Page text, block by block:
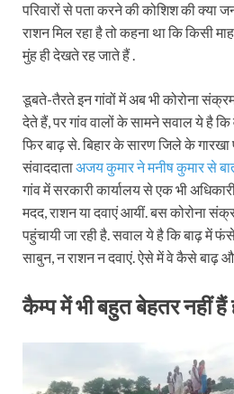
परिवारों से पता करने की कोशिश की क्या
राशन मिल रहा है तो कहना था कि किसी
मुंह ही देखते रह जाते हैं .
डूबते-तैरते इन गांवों में अब भी कोरोना
देते हैं, पर गांव वालों के सामने सवाल ये है
फिर बाढ़ से. बिहार के सारण जिले के
संवाददाताअजय कुमार ने मनीष कुमार से
गांव में सरकारी कार्यालय से एक भी
मदद, राशन या दवाएं आयीं. बस कोरोना
पहुंचायी जा रही है. सवाल ये है कि बाढ़ में
साबुन, न राशन न दवाएं. ऐसे में वे कैसे बाढ़
कैम्प में भी बहुत बेहतर नहीं हैं